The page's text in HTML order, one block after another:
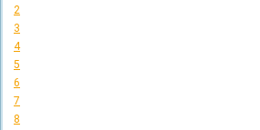
2
3
4
5
6
7
8